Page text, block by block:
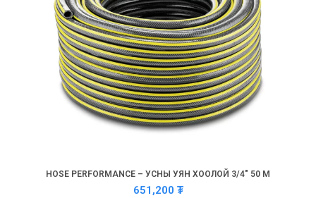
HOSE PERFORMANCE – УСНЫ УЯН ХООЛОЙ 3/4″ 50 М
651,200 ₮